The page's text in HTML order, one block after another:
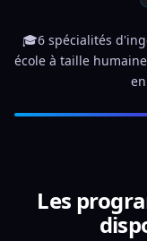
🎓6 spécialités
école à taille
Les